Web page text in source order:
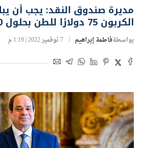
مديرة صندوق النقد: يجب أن
الكربون 75 دولارًا للطن بحلول 2030
بواسطةفاطمة إبراهيم 7 نوفمبر 2022 | 1:19 م